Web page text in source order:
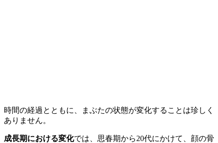
時間の経過とともに、まぶたの状態が変化することは珍しく
ありません。
成長期における変化では、思春期から20代にかけて、顔の骨